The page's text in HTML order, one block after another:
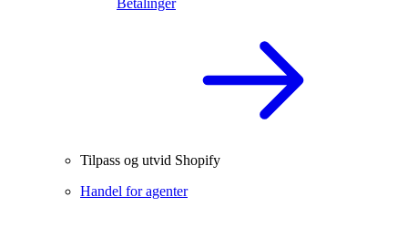
Betalinger
Tilpass og utvid Shopify
Handel for agenter